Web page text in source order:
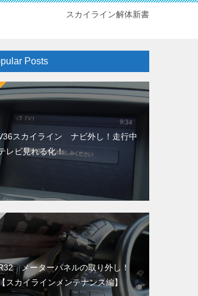
スカイライン解体新書
Posts
スカイライン ナビ外し！走行中
レビ見れる化！
メーターパネルの取り外し！
スカイラインメンテナンス編】